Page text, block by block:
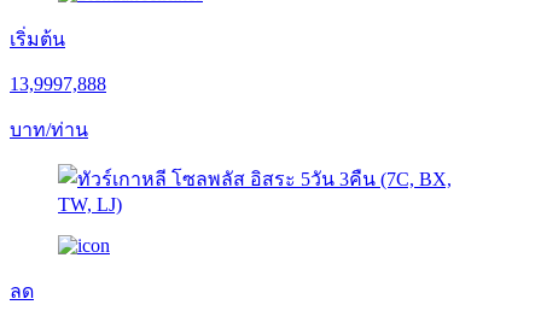
เริ่มต้น
13,9997,888
บาท/ท่าน
ลด